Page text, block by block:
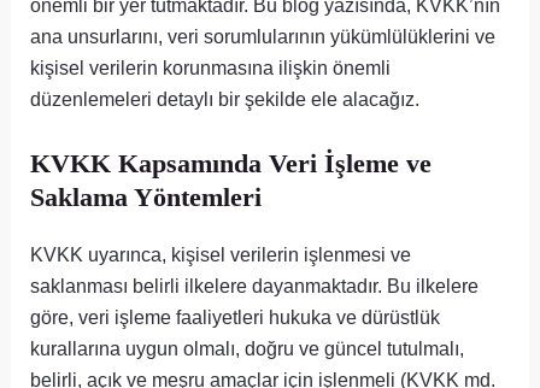
önemli bir yer tutmaktadır. Bu blog yazısında, KVKK’nın
ana unsurlarını, veri sorumlularının yükümlülüklerini ve
kişisel verilerin korunmasına ilişkin önemli
düzenlemeleri detaylı bir şekilde ele alacağız.
KVKK Kapsamında Veri İşleme ve
Saklama Yöntemleri
KVKK uyarınca, kişisel verilerin işlenmesi ve
saklanması belirli ilkelere dayanmaktadır. Bu ilkelere
göre, veri işleme faaliyetleri hukuka ve dürüstlük
kurallarına uygun olmalı, doğru ve güncel tutulmalı,
belirli, açık ve meşru amaçlar için işlenmeli (KVKK md.